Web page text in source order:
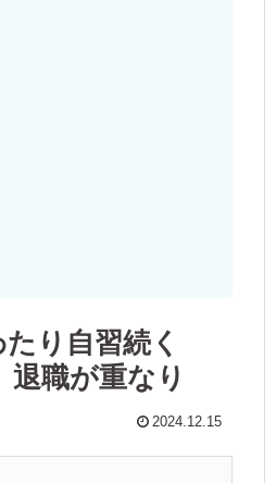
たり自習続く
職が重なり
2024.12.15